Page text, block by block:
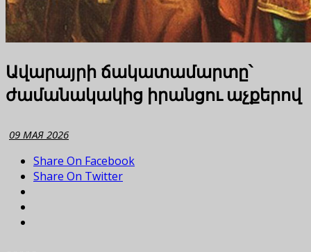
Ավարայրի ճակատամարտը՝
ժամանակակից իրանցու աչքերով
09 МАЯ 2026
Share On Facebook
Share On Twitter